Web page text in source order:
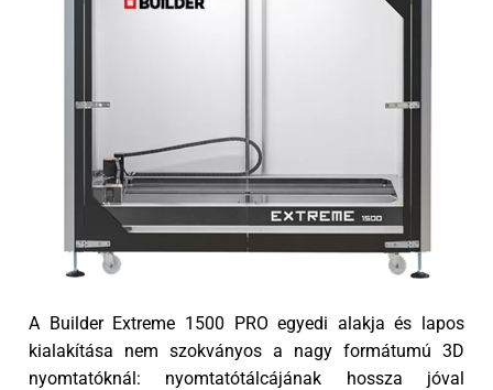
A Builder Extreme 1500 PRO egyedi alakja és lapos
kialakítása nem szokványos a nagy formátumú 3D
nyomtatóknál: nyomtatótálcájának hossza jóval